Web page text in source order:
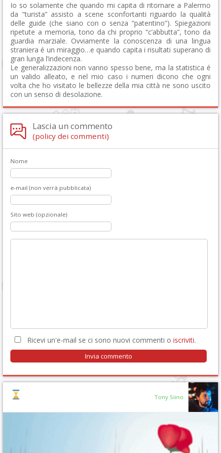
Io so solamente che quando mi capita di ritornare a Palermo
da “turista” assisto a scene sconfortanti riguardo la qualità
delle guide (che siano con o senza “patentino”). Spiegazioni
ripetute a memoria, tono da chi proprio “c’abbutta”, tono da
guardia marziale. Ovviamente la conoscenza di una lingua
straniera é un miraggio…e quando capita i risultati superano di
gran lunga l’indecenza.
Le generalizzazioni non vanno spesso bene, ma la statistica é
un valido alleato, e nel mio caso i numeri dicono che ogni
volta che ho visitato le bellezze della mia città ne sono uscito
con un senso di desolazione.
Lascia un commento
(policy dei commenti)
Nome
e-mail (non verrà pubblicata)
Sito web (opzionale)
Ricevi un'e-mail se ci sono nuovi commenti o iscriviti.
Tony Siino